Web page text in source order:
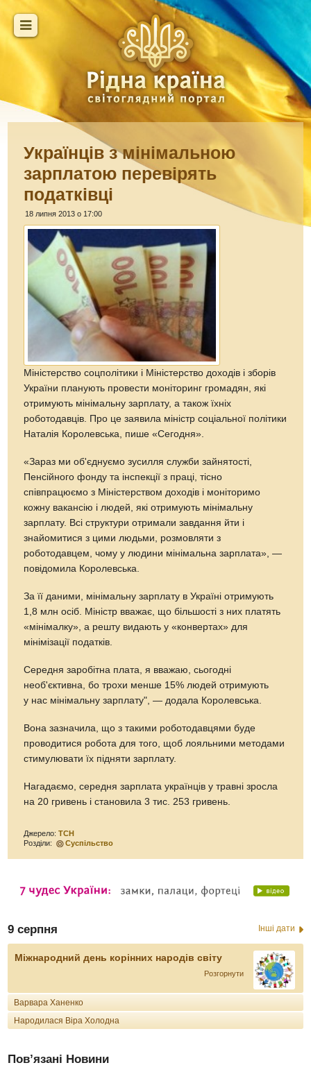
Українців з мінімальною
зарплатою перевірять
податківці
18 липня 2013 о 17:00
Міністерство соцполітики і Міністерство доходів і зборів
України планують провести моніторинг громадян, які
отримують мінімальну зарплату, а також їхніх
роботодавців. Про це заявила міністр соціальної політики
Наталія Королевська, пише «Сегодня».
«Зараз ми об'єднуємо зусилля служби зайнятості,
Пенсійного фонду та інспекції з праці, тісно
співпрацюємо з Міністерством доходів і моніторимо
кожну вакансію і людей, які отримують мінімальну
зарплату. Всі структури отримали завдання йти і
знайомитися з цими людьми, розмовляти з
роботодавцем, чому у людини мінімальна зарплата», —
повідомила Королевська.
За її даними, мінімальну зарплату в Україні отримують
1,8 млн осіб. Міністр вважає, що більшості з них платять
«мінімалку», а решту видають у «конвертах» для
мінімізації податків.
Середня заробітна плата, я вважаю, сьогодні
необ'єктивна, бо трохи менше 15% людей отримують
у нас мінімальну зарплату", — додала Королевська.
Вона зазначила, що з такими роботодавцями буде
проводитися робота для того, щоб лояльними методами
стимулювати їх підняти зарплату.
Нагадаємо, середня зарплата українців у травні зросла
на 20 гривень і становила 3 тис. 253 гривень.
Джерело:ТСН
Розділи:
Суспільство
9 серпня Інші дати
Міжнародний день корінних народів світу
Розгорнути
Варвара Ханенко
Народилася Віра Холодна
Пов’язані Новини